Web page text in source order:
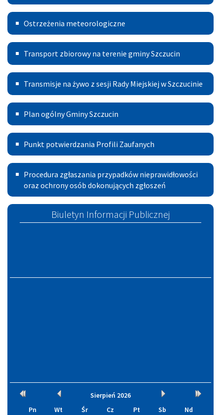
Kotłów
Ostrzeżenia
meteorologiczne
Ostrzeżenia meteorologiczne
Transport
Publiczny
Transport zbiorowy na terenie gminy Szczucin
Transmisje
na
żywo
z
sesji
Rady
Miejskiej
Szczucinie
Transmisje na żywo z sesji Rady Miejskiej w Szczucinie
Plan
ogólny
Gminy
Szczucin
Plan ogólny Gminy Szczucin
Punkt
potwierdzania
Profili
Zaufanych
Punkt potwierdzania Profili Zaufanych
Procedura
zgłoszeń
Procedura zgłaszania przypadków nieprawidłowości
oraz ochrony osób dokonujących zgłoszeń
Biuletyn Informacji Publicznej
Kalendarium
Rok
Miesiąc
wcześniej
Sierpień 2026
Miesiąc
Rok
Pn Wt Śr Cz Pt Sb Nd